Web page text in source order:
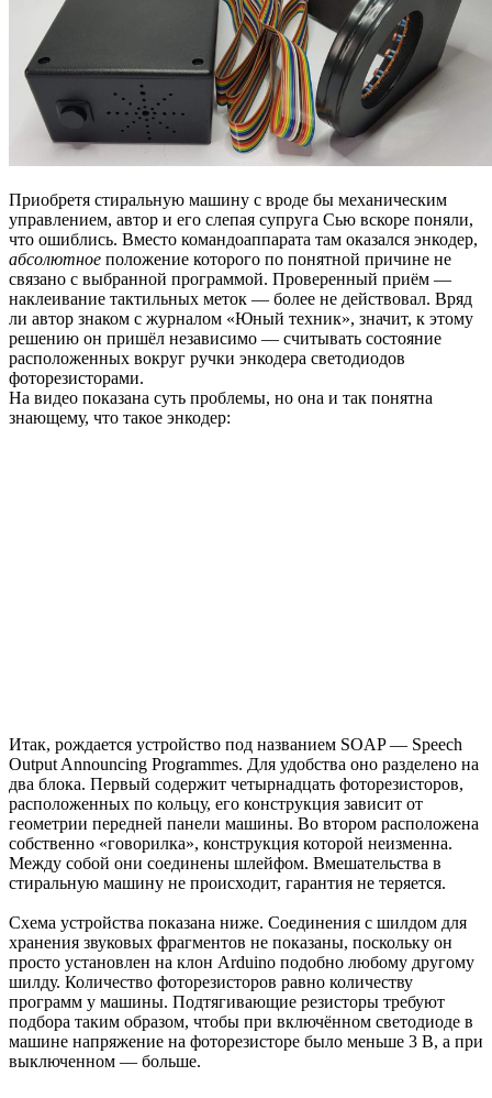
Приобретя стиральную машину с вроде бы механическим
управлением, автор и его слепая супруга Сью вскоре поняли,
что ошиблись. Вместо командоаппарата там оказался энкодер,
абсолютное положение которого по понятной причине не
связано с выбранной программой. Проверенный приём —
наклеивание тактильных меток — более не действовал. Вряд
ли автор знаком с журналом «Юный техник», значит, к этому
решению он пришёл независимо — считывать состояние
расположенных вокруг ручки энкодера светодиодов
фоторезисторами.
На видео показана суть проблемы, но она и так понятна
знающему, что такое энкодер:
Итак, рождается устройство под названием SOAP — Speech
Output Announcing Programmes. Для удобства оно разделено на
два блока. Первый содержит четырнадцать фоторезисторов,
расположенных по кольцу, его конструкция зависит от
геометрии передней панели машины. Во втором расположена
собственно «говорилка», конструкция которой неизменна.
Между собой они соединены шлейфом. Вмешательства в
стиральную машину не происходит, гарантия не теряется.
Схема устройства показана ниже. Соединения с шилдом для
хранения звуковых фрагментов не показаны, поскольку он
просто установлен на клон Arduino подобно любому другому
шилду. Количество фоторезисторов равно количеству
программ у машины. Подтягивающие резисторы требуют
подбора таким образом, чтобы при включённом светодиоде в
машине напряжение на фоторезисторе было меньше 3 В, а при
выключенном — больше.